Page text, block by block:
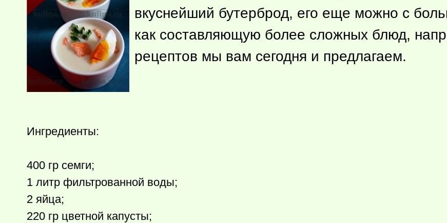
вкуснейший бутерброд, его еще можно с
как составляющую более сложных блюд,
рецептов мы вам сегодня и предлагаем.
Ингредиенты:
400 гр семги;
1 литр фильтрованной воды;
2 яйца;
220 гр цветной капусты;